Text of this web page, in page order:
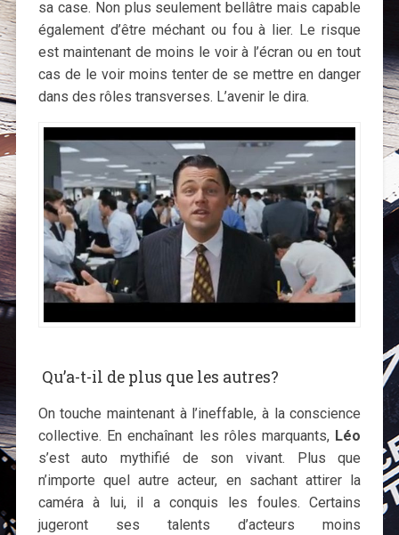
sa case. Non plus seulement bellâtre mais capable
également d’être méchant ou fou à lier. Le risque
est maintenant de moins le voir à l’écran ou en tout
cas de le voir moins tenter de se mettre en danger
dans des rôles transverses. L’avenir le dira.
Qu’a-t-il de plus que les autres?
On touche maintenant à l’ineffable, à la conscience
collective. En enchaînant les rôles marquants, Léo
s’est auto mythifié de son vivant. Plus que
n’importe quel autre acteur, en sachant attirer la
caméra à lui, il a conquis les foules. Certains
jugeront ses talents d’acteurs moins